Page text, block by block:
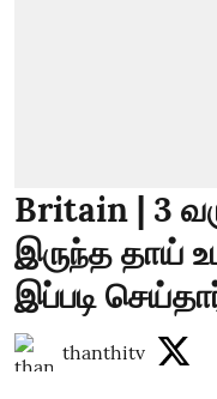
Britain | 3
இருந்த தாய்
இப்படி
thanthitv